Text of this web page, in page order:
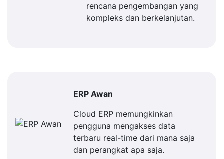
rencana pengembangan yang
kompleks dan berkelanjutan.
ERP Awan
Cloud ERP memungkinkan
pengguna mengakses data
terbaru real-time dari mana saja
dan perangkat apa saja.